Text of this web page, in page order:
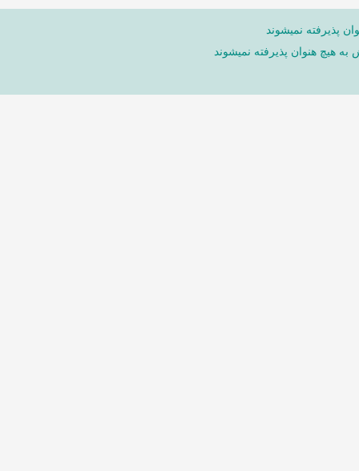
پذیرفته نمیشوند
به هیچ هنوان پذیرفته نمیشوند